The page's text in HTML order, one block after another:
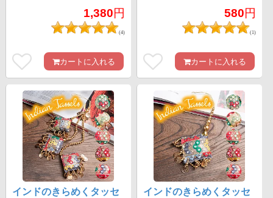
1,380円
(4)
カートに入れる
580円
(1)
カートに入れる
インドのきらめくタッセ
インドのきらめくタッセ